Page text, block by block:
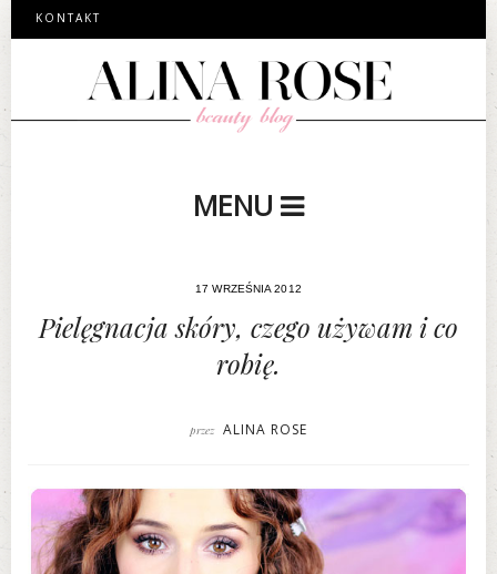
KONTAKT
MENU
17 WRZEŚNIA 2012
Pielęgnacja skóry, czego używam i co
robię.
przez ALINA ROSE